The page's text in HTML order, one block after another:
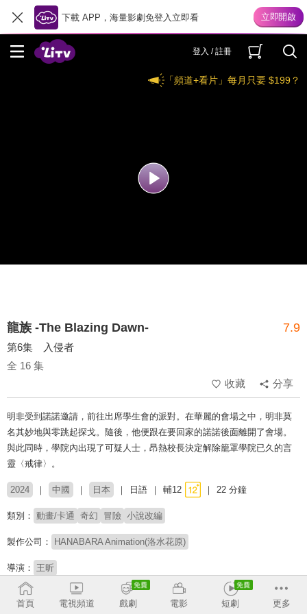
下載 APP，海量影劇免登入立即看
登入 / 註冊
「頻道+看片」每月只要 $199？
龍族 -The Blazing Dawn- 7.9
第6集 入侵者
全 16 集
收藏
分享
明非受到諾諾邀請，前往出席學生會的派對。在華麗的會場之中，明非莫
名其妙地與零跳起探戈。隨後，他便跟在要回家的諾諾後面離開了會場。
與此同時，學院內出現了可疑人士，昂熱校長決定解除籠罩學院已久的言
靈〈戒律〉。
2024 中國 日本 日語 輔12 22 分鐘
類別： 動畫/卡通 奇幻 冒險 小說改編
製作公司： HANABARA Animation(洛水花原)
導演： 王昕
配音： 山下大輝 本渡楓 村瀨步
小野賢章
首頁
電視頻道 戲劇 電影 短劇 更多